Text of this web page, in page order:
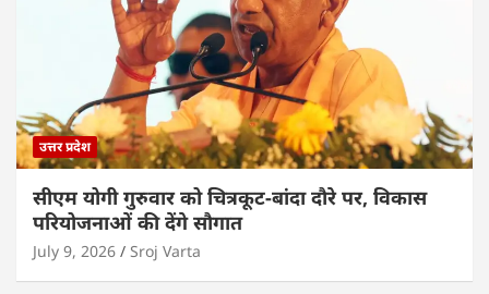
उत्तर प्रदेश
सीएम योगी गुरुवार को चित्रकूट-बांदा दौरे पर, विकास
परियोजनाओं की देंगे सौगात
July 9, 2026 Sroj Varta